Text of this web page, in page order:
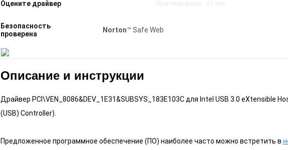
Оцените драйвер Проголосовало: 72 чел.
Безопасность
проверена
Norton™ Safe Web
Описание и инструкции
Драйвер PCI\VEN_8086&DEV_1E31&SUBSYS_183E103C для Intel USB 3.0 eXtensible
(USB) Controller).
Предложенное программное обеспечение (ПО) наиболее часто можно встретить в